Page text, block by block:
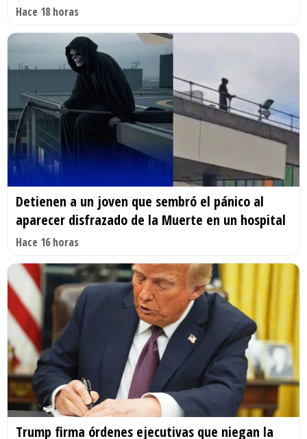
Hace 18 horas
Detienen a un joven que sembró el pánico al
aparecer disfrazado de la Muerte en un hospital
Hace 16 horas
Trump firma órdenes ejecutivas que niegan la